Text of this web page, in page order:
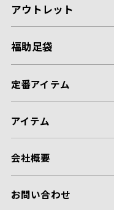
アウトレット
福助足袋
定番アイテム
アイテム
会社概要
お問い合わせ